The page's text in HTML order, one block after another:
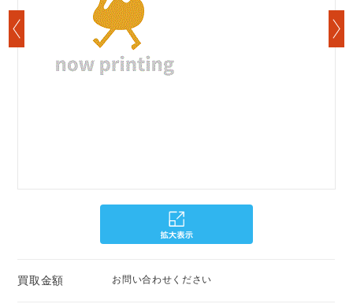
買取金額 お問い合わせください